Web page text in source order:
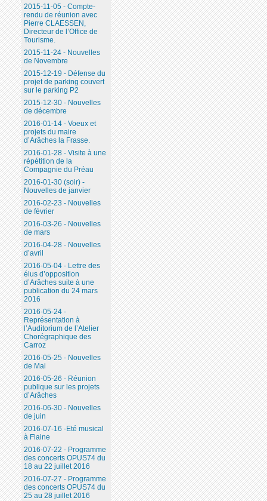
2015-11-05 - Compte-
rendu de réunion avec
Pierre CLAESSEN,
Directeur de l’Office de
Tourisme.
2015-11-24 - Nouvelles
de Novembre
2015-12-19 - Défense du
projet de parking couvert
sur le parking P2
2015-12-30 - Nouvelles
de décembre
2016-01-14 - Voeux et
projets du maire
d’Arâches la Frasse.
2016-01-28 - Visite à une
répétition de la
Compagnie du Préau
2016-01-30 (soir) -
Nouvelles de janvier
2016-02-23 - Nouvelles
de février
2016-03-26 - Nouvelles
de mars
2016-04-28 - Nouvelles
d’avril
2016-05-04 - Lettre des
élus d’opposition
d’Arâches suite à une
publication du 24 mars
2016
2016-05-24 -
Représentation à
l’Auditorium de l’Atelier
Chorégraphique des
Carroz
2016-05-25 - Nouvelles
de Mai
2016-05-26 - Réunion
publique sur les projets
d’Arâches
2016-06-30 - Nouvelles
de juin
2016-07-16 -Eté musical
à Flaine
2016-07-22 - Programme
des concerts OPUS74 du
18 au 22 juillet 2016
2016-07-27 - Programme
des concerts OPUS74 du
25 au 28 juillet 2016